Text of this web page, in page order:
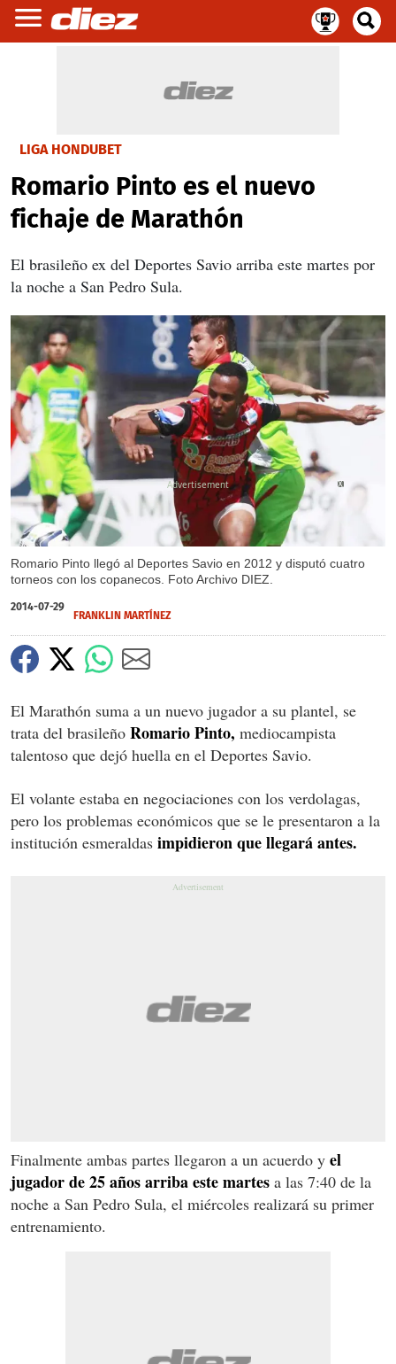
LIGA HONDUBET
Romario Pinto es el nuevo
fichaje de Marathón
El brasileño ex del Deportes Savio arriba este martes por
la noche a San Pedro Sula.
Romario Pinto llegó al Deportes Savio en 2012 y disputó cuatro
torneos con los copanecos. Foto Archivo DIEZ.
X
2014-07-29
FRANKLIN MARTÍNEZ
El Marathón suma a un nuevo jugador a su plantel, se
trata del brasileño Romario Pinto, mediocampista
talentoso que dejó huella en el Deportes Savio.
El volante estaba en negociaciones con los verdolagas,
pero los problemas económicos que se le presentaron a la
institución esmeraldas impidieron que llegará antes.
Finalmente ambas partes llegaron a un acuerdo y el
jugador de 25 años arriba este martes a las 7:40 de la
noche a San Pedro Sula, el miércoles realizará su primer
entrenamiento.